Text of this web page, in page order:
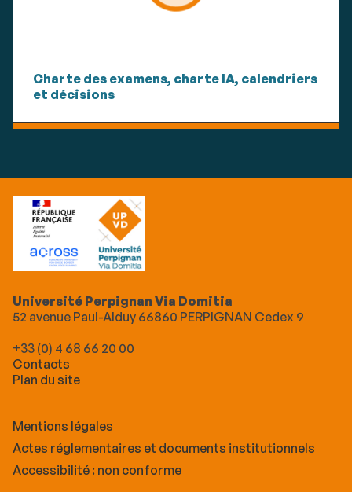
Charte des examens, charte IA, calendriers
et décisions
Université Perpignan Via Domitia
52 avenue Paul-Alduy 66860 PERPIGNAN Cedex 9
+33 (0) 4 68 66 20 00
Contacts
Plan du site
Mentions légales
Actes réglementaires et documents institutionnels
Accessibilité : non conforme